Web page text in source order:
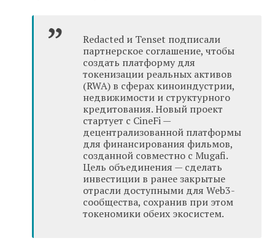
Redacted и Tenset подписали
партнерское соглашение, чтобы
создать платформу для
токенизации реальных активов
(RWA) в сферах киноиндустрии,
недвижимости и структурного
кредитования. Новый проект
стартует с CineFi —
децентрализованной платформы
для финансирования фильмов,
созданной совместно с Mugafi.
Цель объединения — сделать
инвестиции в ранее закрытые
отрасли доступными для Web3-
сообщества, сохранив при этом
токеномики обеих экосистем.